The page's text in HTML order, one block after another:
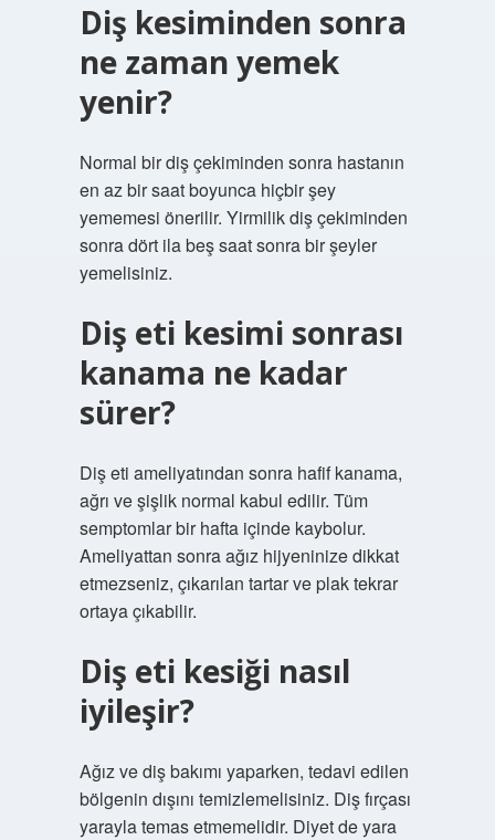
Diş kesiminden sonra
ne zaman yemek
yenir?
Normal bir diş çekiminden sonra hastanın
en az bir saat boyunca hiçbir şey
yememesi önerilir. Yirmilik diş çekiminden
sonra dört ila beş saat sonra bir şeyler
yemelisiniz.
Diş eti kesimi sonrası
kanama ne kadar
sürer?
Diş eti ameliyatından sonra hafif kanama,
ağrı ve şişlik normal kabul edilir. Tüm
semptomlar bir hafta içinde kaybolur.
Ameliyattan sonra ağız hijyeninize dikkat
etmezseniz, çıkarılan tartar ve plak tekrar
ortaya çıkabilir.
Diş eti kesiği nasıl
iyileşir?
Ağız ve diş bakımı yaparken, tedavi edilen
bölgenin dışını temizlemelisiniz. Diş fırçası
yarayla temas etmemelidir. Diyet de yara